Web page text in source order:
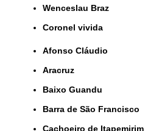
Wenceslau Braz
coronel vivida
Afonso Cláudio
Aracruz
Baixo Guandu
Barra de São Francisco
Cachoeiro de Itapemirim